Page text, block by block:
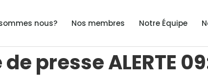
nous? Nos membres Notre Équipe
presse ALERTE